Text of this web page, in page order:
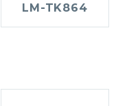
LM-TK864